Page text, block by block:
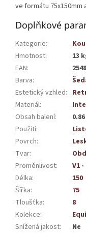
ve formátu 75x150mm
Doplňkové
Kategorie:
Hmotnost:
13
EAN:
Barva:
Estetický vzhled:
Materiál:
Obsah balení:
Použití:
Povrch:
Tvar:
Proměnlivost:
V1
Délka:
150
Šířka:
75
Tloušťka:
8
Kolekce:
Snížená jakost: Ne